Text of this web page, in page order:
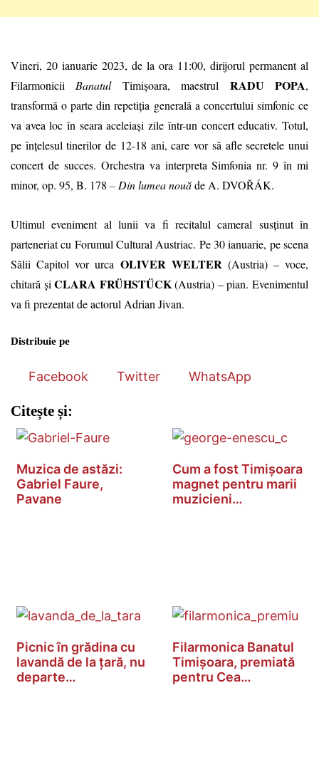
Vineri, 20 ianuarie 2023, de la ora 11:00, dirijorul permanent al
Filarmonicii BanatulTimișoara, maestrul RADU POPA,
transformă o parte din repetiția generală a concertului simfonic ce
va avea loc în seara aceleiași zile într-un concert educativ. Totul,
pe înțelesul tinerilor de 12-18 ani, care vor să afle secretele unui
concert de succes. Orchestra va interpreta Simfonia nr. 9 în mi
minor, op. 95, B. 178 – Din lumea nouăde A. DVOŘÁK.
Ultimul eveniment al lunii va fi recitalul cameral susținut în
parteneriat cu Forumul Cultural Austriac. Pe 30 ianuarie, pe scena
Sălii Capitol vor urca OLIVER WELTER (Austria) –voce,
chitară șiCLARA FRÜHSTÜCK(Austria) –pian. Evenimentul
va fi prezentat de actorul Adrian Jivan.
Distribuie pe
Facebook Twitter WhatsApp
Citește și:
Muzica de astăzi:
Gabriel Faure,
Pavane
Cum a fost Timișoara
magnet pentru marii
muzicieni…
Picnic în grădina cu
lavandă de la țară, nu
departe…
Filarmonica Banatul
Timișoara, premiată
pentru Cea…